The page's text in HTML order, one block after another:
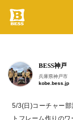
ト
人気のタグ
LOGWAYだより
BESS神戸
兵庫県神戸市
kobe.bess.jp
5/3(日)コーチャー
トフレーム作りの